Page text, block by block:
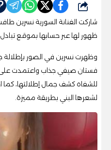
شارك
شاركت الفنانة السورية نسرين
ظهور لها عبر حسابها بموقع
وظهرت نسرين في الصور بإطلالة
فستان صيفي جذاب واعتمدت على
للشفاه كشف جمال إطلالتها، كما
لشعرها البني بطريقة مميزة.